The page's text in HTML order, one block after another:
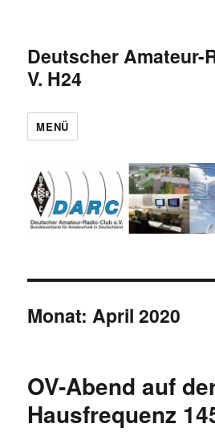
Deutscher Amateur-
V. H24
MENÜ
Monat:April 2020
OV-Abend auf
Hausfrequenz